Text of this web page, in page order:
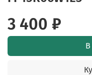
3 400 ₽
В